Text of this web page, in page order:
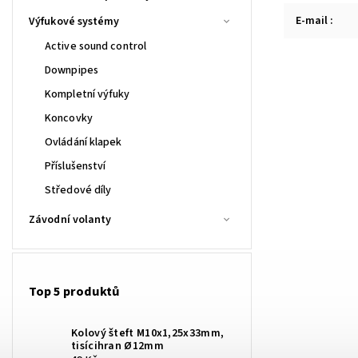
Výfukové systémy
Active sound control
Downpipes
Kompletní výfuky
Koncovky
Ovládání klapek
Příslušenství
Středové díly
Závodní volanty
Top 5 produktů
Kolový šteft M10x1,25x33mm,
tisícihran Ø12mm
E-mail :